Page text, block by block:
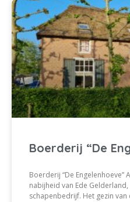
Boerderij “De
Boerderij “De
nabijheid van Ede
schapenbedrijf. Het gezin